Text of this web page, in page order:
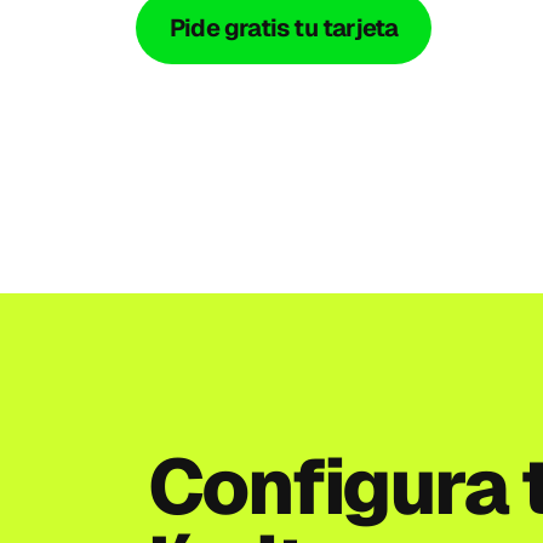
Pide gratis tu tarjeta
Configura